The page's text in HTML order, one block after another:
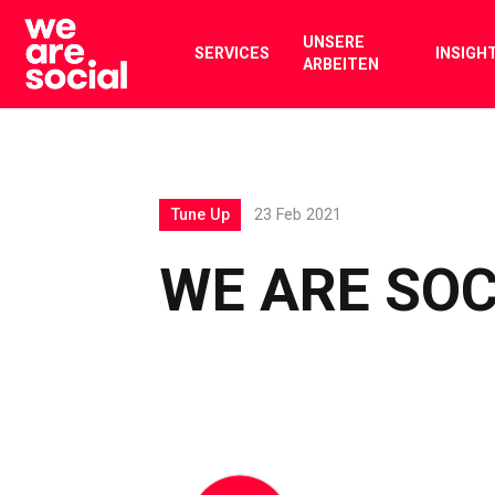
Skip
content
SERVICES
UNSERE
ARBEITEN
WE ARE
Tune Up 23 Feb 2021